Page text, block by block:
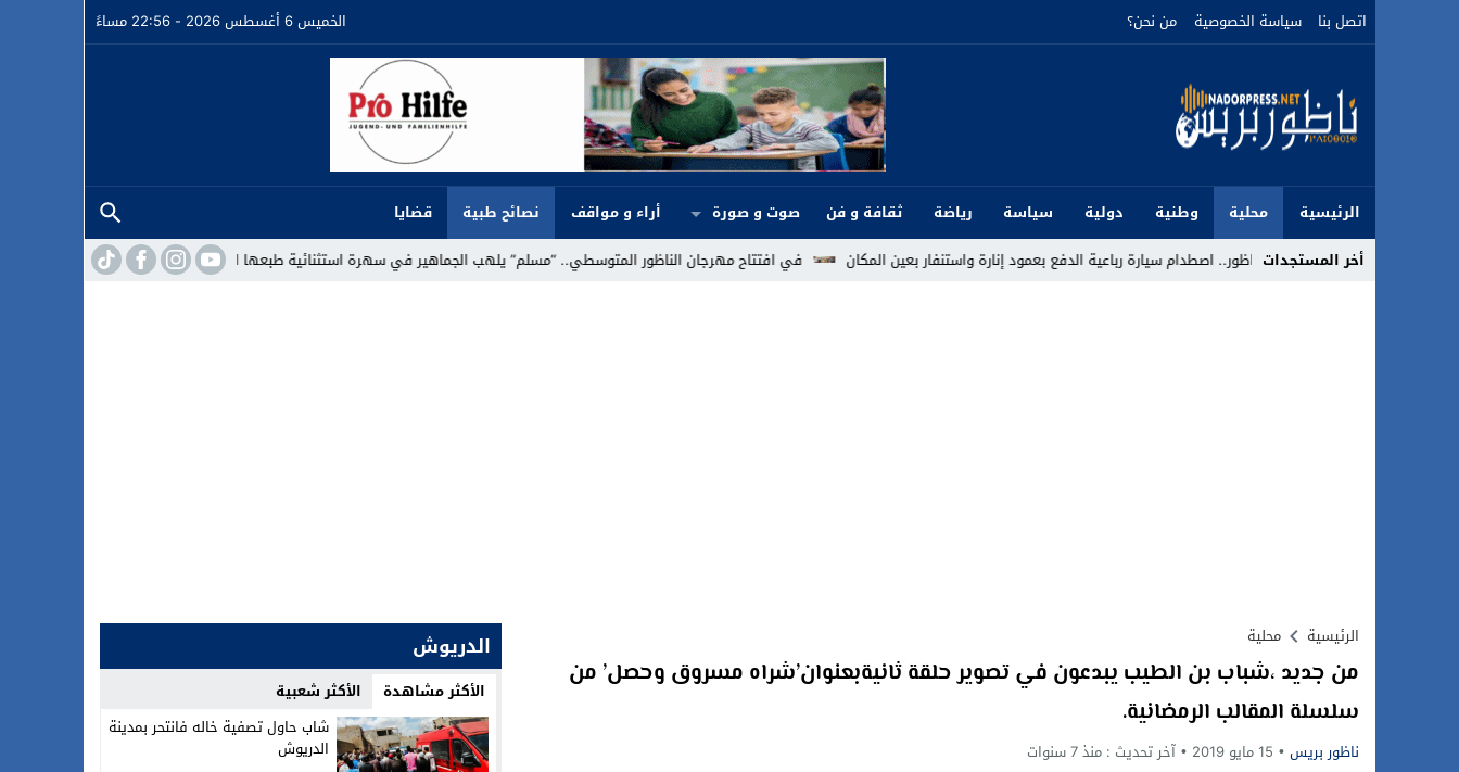
اتصل بنا سياسة الخصوصية من نحن؟ الخميس 6 أغسطس 2026 - 22:56 مساءً
الرئيسية محلية وطنية دولية سياسة رياضة ثقافة و فن صوت و صورة أراء و مواقف نصائح طبية
قضايا
أخر المستجدات
حادثة سير بالناظور.. اصطدام سيارة رباعية الدفع بعمود إنارة واستنفار بعين المكان في افتتاح مهرجان الناظور المتوسطي.. “مسلم” يلهب الجماهير في سهرة استثنائية طبعها التواضع والإنسانية أكثر من 45 ألف متفرج يسدلون الستار على دورة استثنائية للمهرجان المتوسطي بالناظور
الرئيسية محلية
من جديد ،شباب بن الطيب يبدعون في تصوير حلقة ثانيةبعنوان’شراه مسروق وحصل’ من
سلسلة المقالب الرمضانية.
ناظور بريس 15 مايو 2019 آخر تحديث : منذ 7 سنوات
الدريوش
الأكثر مشاهدة الأكثر شعبية
شاب حاول تصفية خاله فانتحر بمدينة
الدريوش